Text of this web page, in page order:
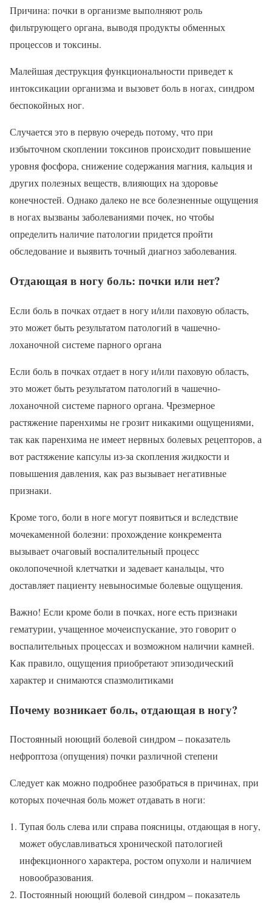
Причина: почки в организме выполняют роль
фильтрующего органа, выводя продукты обменных
процессов и токсины.
Малейшая деструкция функциональности приведет к
интоксикации организма и вызовет боль в ногах, синдром
беспокойных ног.
Случается это в первую очередь потому, что при
избыточном скоплении токсинов происходит повышение
уровня фосфора, снижение содержания магния, кальция и
других полезных веществ, влияющих на здоровье
конечностей. Однако далеко не все болезненные ощущения
в ногах вызваны заболеваниями почек, но чтобы
определить наличие патологии придется пройти
обследование и выявить точный диагноз заболевания.
Отдающая в ногу боль: почки или нет?
Если боль в почках отдает в ногу и/или паховую область,
это может быть результатом патологий в чашечно-
лоханочной системе парного органа
Если боль в почках отдает в ногу и/или паховую область,
это может быть результатом патологий в чашечно-
лоханочной системе парного органа. Чрезмерное
растяжение паренхимы не грозит никакими ощущениями,
так как паренхима не имеет нервных болевых рецепторов, а
вот растяжение капсулы из-за скопления жидкости и
повышения давления, как раз вызывает негативные
признаки.
Кроме того, боли в ноге могут появиться и вследствие
мочекаменной болезни: прохождение конкремента
вызывает очаговый воспалительный процесс
околопочечной клетчатки и задевает канальцы, что
доставляет пациенту невыносимые болевые ощущения.
Важно! Если кроме боли в почках, ноге есть признаки
гематурии, учащенное мочеиспускание, это говорит о
воспалительных процессах и возможном наличии камней.
Как правило, ощущения приобретают эпизодический
характер и снимаются спазмолитиками
Почему возникает боль, отдающая в ногу?
Постоянный ноющий болевой синдром – показатель
нефроптоза (опущения) почки различной степени
Следует как можно подробнее разобраться в причинах, при
которых почечная боль может отдавать в ноги:
Тупая боль слева или справа поясницы, отдающая в ногу,
может обуславливаться хронической патологией
инфекционного характера, ростом опухоли и наличием
новообразования.
Постоянный ноющий болевой синдром – показатель